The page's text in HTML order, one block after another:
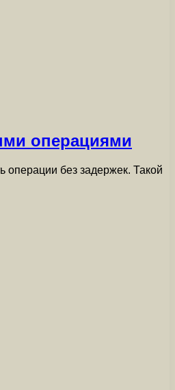
операциями
операции без задержек. Такой